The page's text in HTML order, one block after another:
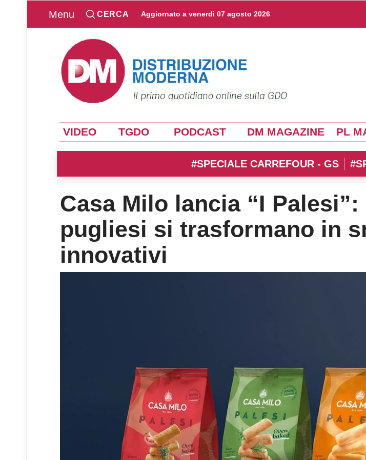
Menu CERCA Aggiornato a venerdì 07 agosto 2026
VIDEO TGDO PODCAST DM MAGAZINE PL
#SPECIALE CARREFOUR - GS
Casa Milo lancia “I
pugliesi si trasformano in
innovativi